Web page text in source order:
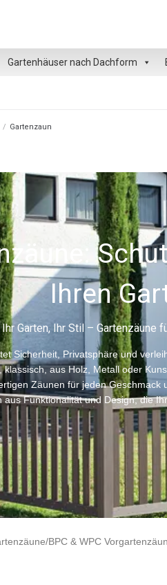
Gartenhäuser nach Dachform
/ Gartenzaun
Ihren
Ihr Garten, Ihr Stil – Gartenzäune
Sicherheit, Privatsphäre und
klassisch, aus Holz, Metall oder
Zäunen für jeden Geschmack
aus Funktionalität und Design, die
BPC & WPC